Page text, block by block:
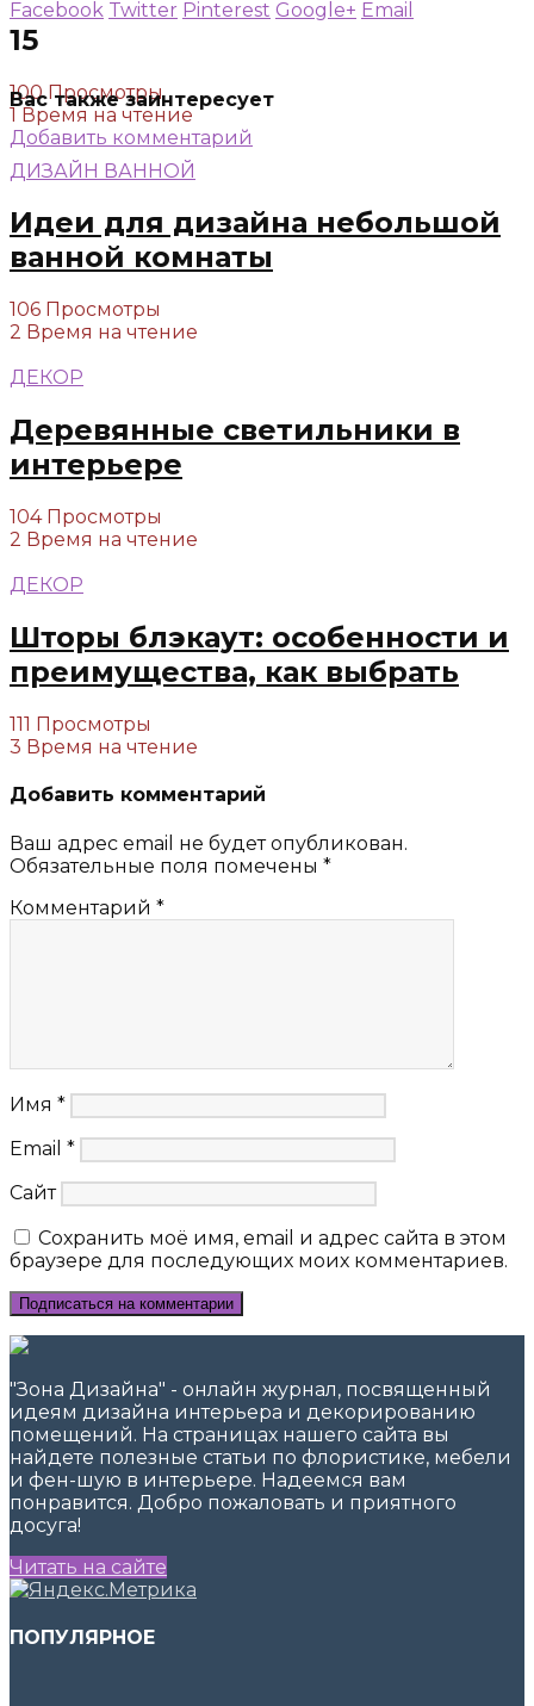
15
100 Просмотры
1 Время на чтение
Добавить комментарий
Facebook Twitter Pinterest Google+ Email
Вас также заинтересует
ДИЗАЙН ВАННОЙ
Идеи для дизайна небольшой
ванной комнаты
106 Просмотры
2 Время на чтение
ДЕКОР
Деревянные светильники в
интерьере
104 Просмотры
2 Время на чтение
ДЕКОР
Шторы блэкаут: особенности и
преимущества, как выбрать
111 Просмотры
3 Время на чтение
Добавить комментарий
Ваш адрес email не будет опубликован.
Обязательные поля помечены *
Комментарий *
Имя *
Email *
Сайт
Сохранить моё имя, email и адрес сайта в этом
браузере для последующих моих комментариев.
"Зона Дизайна" - онлайн журнал, посвященный
идеям дизайна интерьера и декорированию
помещений. На страницах нашего сайта вы
найдете полезные статьи по флористике, мебели
и фен-шую в интерьере. Надеемся вам
понравится. Добро пожаловать и приятного
досуга!
Читать на сайте
ПОПУЛЯРНОЕ